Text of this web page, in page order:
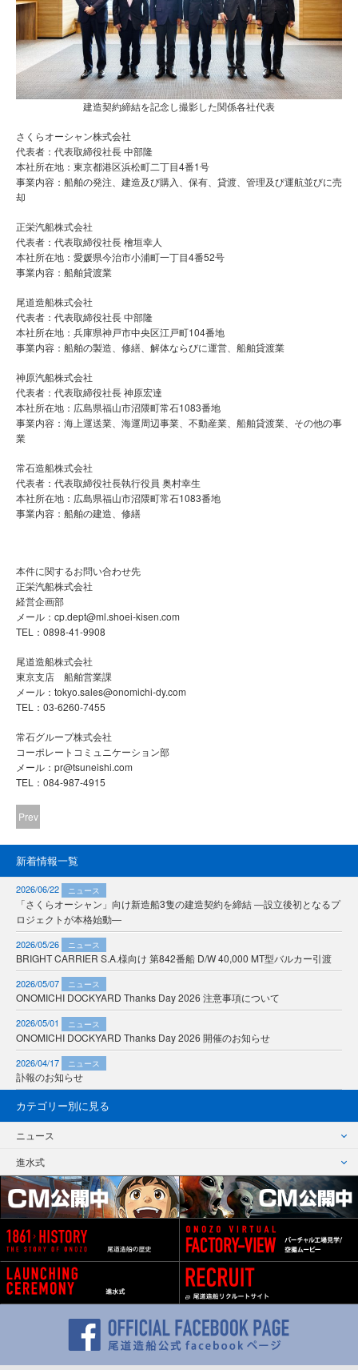
建造契約締結を記念し撮影した関係各社代表
さくらオーシャン株式会社
代表者：代表取締役社長 中部隆
本社所在地：東京都港区浜松町二丁目4番1号
事業内容：船舶の発注、建造及び購入、保有、貸渡、管理及び運航並びに売
却
正栄汽船株式会社
代表者：代表取締役社長 檜垣幸人
本社所在地：愛媛県今治市小浦町一丁目4番52号
事業内容：船舶貸渡業
尾道造船株式会社
代表者：代表取締役社長 中部隆
本社所在地：兵庫県神戸市中央区江戸町104番地
事業内容：船舶の製造、修繕、解体ならびに運営、船舶貸渡業
神原汽船株式会社
代表者：代表取締役社長 神原宏達
本社所在地：広島県福山市沼隈町常石1083番地
事業内容：海上運送業、海運周辺事業、不動産業、船舶貸渡業、その他の事
業
常石造船株式会社
代表者：代表取締役社長執行役員 奥村幸生
本社所在地：広島県福山市沼隈町常石1083番地
事業内容：船舶の建造、修繕
本件に関するお問い合わせ先
正栄汽船株式会社
経営企画部
メール：cp.dept@ml.shoei-kisen.com
TEL：0898-41-9908
尾道造船株式会社
東京支店 船舶営業課
メール：tokyo.sales@onomichi-dy.com
TEL：03-6260-7455
常石グループ株式会社
コーポレートコミュニケーション部
メール：pr@tsuneishi.com
TEL：084-987-4915
Prev
新着情報一覧
2026/06/22 ニュース
「さくらオーシャン」向け新造船3隻の建造契約を締結 ―設立後初となるプ
ロジェクトが本格始動―
2026/05/26 ニュース
BRIGHT CARRIER S.A.様向け 第842番船 D/W 40,000 MT型バルカー引渡
2026/05/07 ニュース
ONOMICHI DOCKYARD Thanks Day 2026 注意事項について
2026/05/01 ニュース
ONOMICHI DOCKYARD Thanks Day 2026 開催のお知らせ
2026/04/17 ニュース
訃報のお知らせ
カテゴリー別に見る
ニュース
進水式